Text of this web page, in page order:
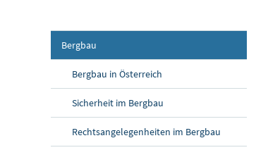
Bergbau
Bergbau in Österreich
Sicherheit im Bergbau
Rechtsangelegenheiten im Bergbau